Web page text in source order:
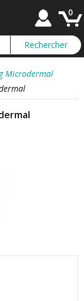
0
Microdermal